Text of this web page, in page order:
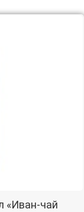
«Иван-чай